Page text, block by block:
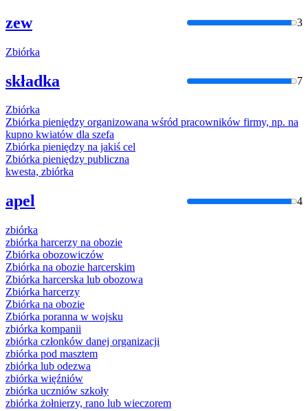
zew 3
Zbiórka
składka 7
Zbiórka
Zbiórka pieniędzy organizowana wśród pracowników firmy, np. na
kupno kwiatów dla szefa
Zbiórka pieniędzy na jakiś cel
Zbiórka pieniędzy publiczna
kwesta, zbiórka
apel 4
zbiórka
zbiórka harcerzy na obozie
Zbiórka obozowiczów
Zbiórka na obozie harcerskim
Zbiórka harcerska lub obozowa
Zbiórka harcerzy
Zbiórka na obozie
Zbiórka poranna w wojsku
zbiórka kompanii
zbiórka członków danej organizacji
zbiórka pod masztem
zbiórka lub odezwa
zbiórka więźniów
zbiórka uczniów szkoły
zbiórka żołnierzy, rano lub wieczorem